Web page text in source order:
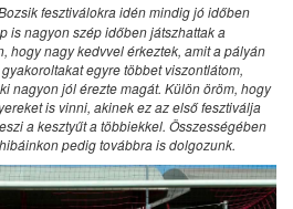
fesztiválokra idén mindig jó időben
is nagyon szép időben játszhattak a
hogy nagy kedvvel érkeztek, amit a pályán
egyre többet viszontlátom,
nagyon jól érezte magát. Külön öröm, hogy
is vinni, akinek ez az első fesztiválja
a kesztyűt a többiekkel. Összességében
pedig továbbra is dolgozunk.